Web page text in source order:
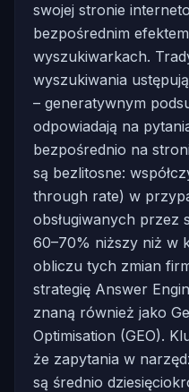
swojej stronie
bezpośrednim
wyszukiwarkach.
wyszukiwania
– generatywnym
odpowiadają na
bezpośrednio na
są bezlitosne:
through rate) w
obsługiwanych przez
60–70% niższy niż w
obliczu tych zmian
strategię Answer
znaną również jako
Optimisation (GEO).
że zapytania w
są średnio